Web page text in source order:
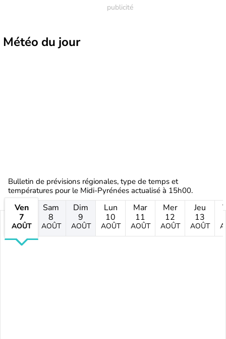
Météo du jour
Bulletin de prévisions régionales, type de temps et
températures pour le Midi-Pyrénées actualisé à 15h00.
Ven
7
AOÛT
Sam
8
AOÛT
Dim
9
AOÛT
Lun
10
AOÛT
Mar
11
AOÛT
Mer
12
AOÛT
Jeu
13
AOÛT